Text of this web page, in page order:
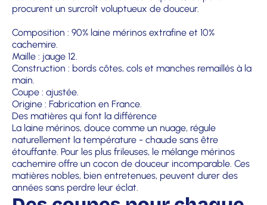
procurent un surcroît voluptueux de douceur.
Composition : 90% laine mérinos extrafine et 10%
cachemire.
Maille : jauge 12.
Construction : bords côtes, cols et manches remaillés à la
main.
Coupe : ajustée.
Origine : Fabrication en France.
Des matières qui font la différence
La laine mérinos, douce comme un nuage, régule
naturellement la température - chaude sans être
étouffante. Pour les plus frileuses, le mélange mérinos
cachemire offre un cocon de douceur incomparable. Ces
matières nobles, bien entretenues, peuvent durer des
années sans perdre leur éclat.